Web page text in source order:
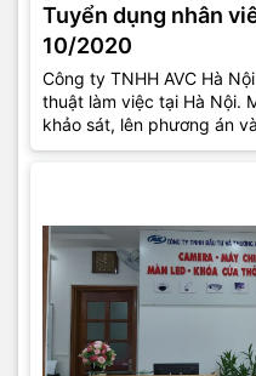
Tuyển dụng nhân
10/2020
Công ty TNHH AVC Hà
thuật làm việc tại Hà Nội. Mô tả công việc: - Trực tiếp
khảo sát, lên phương án